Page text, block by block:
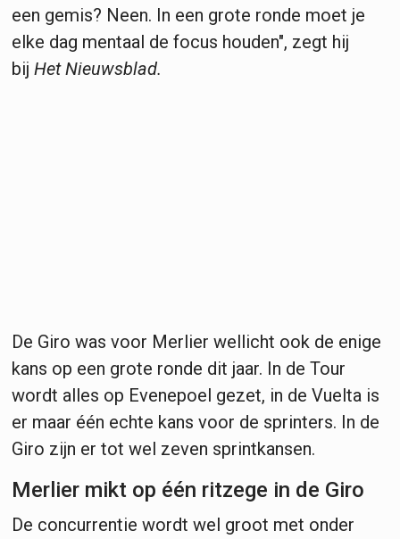
een gemis? Neen. In een grote ronde moet je
elke dag mentaal de focus houden", zegt hij
bij Het Nieuwsblad.
De Giro was voor Merlier wellicht ook de enige
kans op een grote ronde dit jaar. In de Tour
wordt alles op Evenepoel gezet, in de Vuelta is
er maar één echte kans voor de sprinters. In de
Giro zijn er tot wel zeven sprintkansen.
Merlier mikt op één ritzege in de Giro
De concurrentie wordt wel groot met onder